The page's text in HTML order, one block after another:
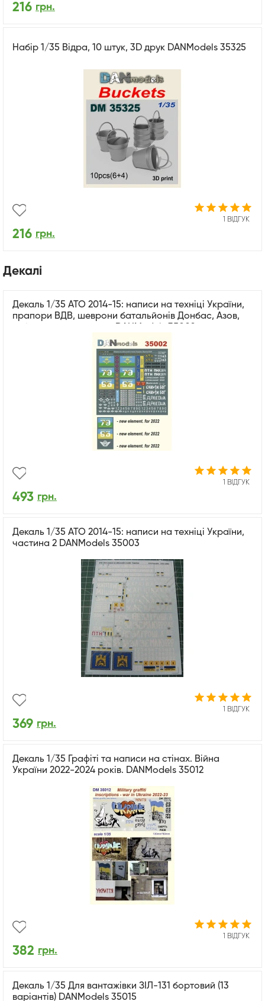
216 грн.
Набір 1/35 Відра, 10 штук, 3D друк DANModels 35325
1 ВІДГУК
216 грн.
Декалi
Декаль 1/35 АТО 2014-15: написи на техніці України,
прапори ВДВ, шеврони батальйонів Донбас, Азов,
1 ВІДГУК
493 грн.
Декаль 1/35 АТО 2014-15: написи на техніці України,
частина 2 DANModels 35003
1 ВІДГУК
369 грн.
Декаль 1/35 Графіті та написи на стінах. Війна
України 2022-2024 років. DANModels 35012
1 ВІДГУК
382 грн.
Декаль 1/35 Для вантажівки ЗІЛ-131 бортовий (13
варіантів) DANModels 35015